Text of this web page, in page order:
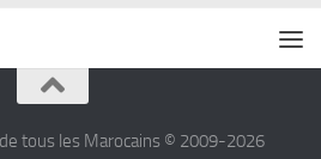
tous les Marocains © 2009-2026